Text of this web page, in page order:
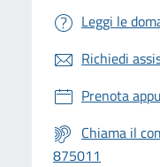
Leggi le
Richiedi
Prenota
Chiama il
875011